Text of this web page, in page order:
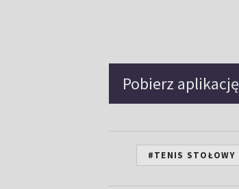
Pobierz aplikację
#TENIS STOŁOWY